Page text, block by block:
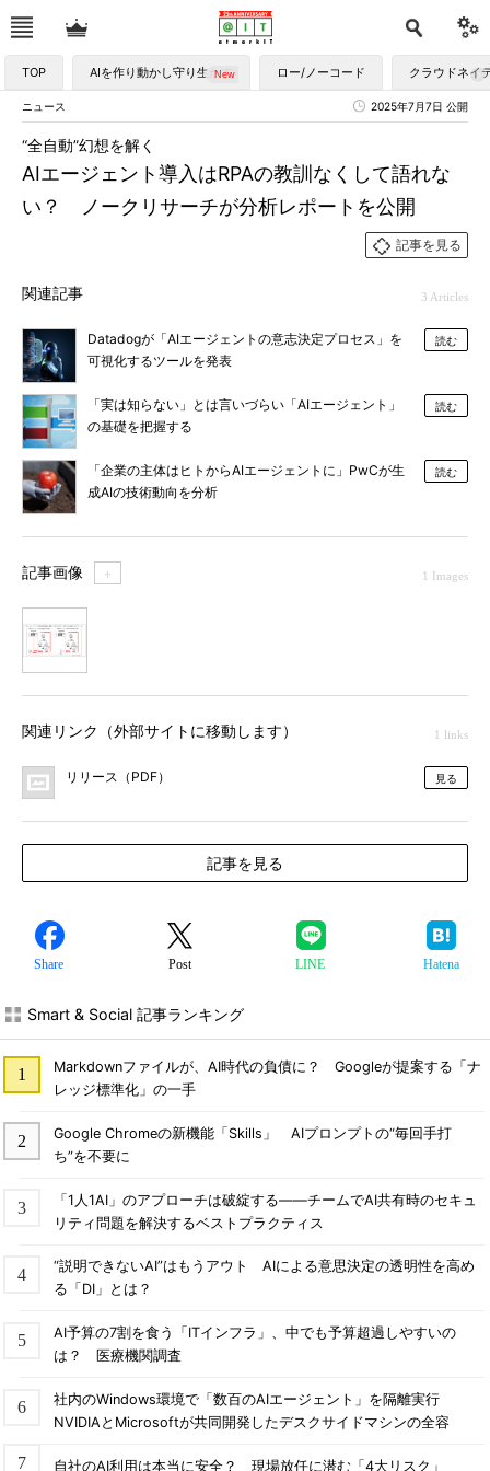
TOP AIを作り動かし守り生かす ロー/ノーコード クラウドネイ
ニュース 2025年7月7日 公開
AIエージェント導入はRPAの教訓なくして語れな
い？ ノークリサーチが分析レポートを公開
“全自動”幻想を解く
記事を見る
関連記事 3 Articles
Datadogが「AIエージェントの意志決定プロセス」を
可視化するツールを発表
読む
「実は知らない」とは言いづらい「AIエージェント」
の基礎を把握する
読む
「企業の主体はヒトからAIエージェントに」PwCが生
成AIの技術動向を分析
読む
記事画像 ＋ 1 Images
関連リンク（外部サイトに移動します） 1 links
リリース（PDF） 見る
記事を見る
Share Post LINE Hatena
Smart & Social 記事ランキング
Markdownファイルが、AI時代の負債に？ Googleが提案する「ナ
レッジ標準化」の一手
Google Chromeの新機能「Skills」 AIプロンプトの“毎回手打
ち”を不要に
「1人1AI」のアプローチは破綻する――チームでAI共有時のセキュ
リティ問題を解決するベストプラクティス
“説明できないAI”はもうアウト AIによる意思決定の透明性を高め
る「DI」とは？
AI予算の7割を食う「ITインフラ」、中でも予算超過しやすいの
は？ 医療機関調査
社内のWindows環境で「数百のAIエージェント」を隔離実行
NVIDIAとMicrosoftが共同開発したデスクサイドマシンの全容
自社のAI利用は本当に安全？ 現場放任に潜む「4大リスク」